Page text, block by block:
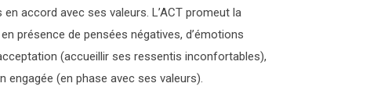
accord avec ses valeurs. L’ACT promeut la
présence de pensées négatives, d’émotions
(accueillir ses ressentis inconfortables),
engagée (en phase avec ses valeurs).